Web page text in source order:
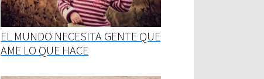
EL MUNDO NECESITA GENTE QUE
AME LO QUE HACE